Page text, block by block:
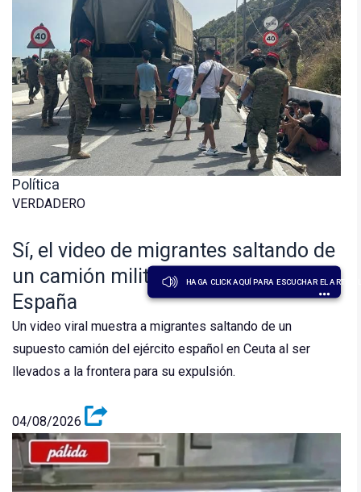
HAGA CLICK AQUÍ PARA ESCUCHAR EL
Política
VERDADERO
Sí, el video de migrantes saltando de
un camión militar sí es en Ceuta,
España
Un video viral muestra a migrantes saltando de un
supuesto camión del ejército español en Ceuta al ser
llevados a la frontera para su expulsión.
04/08/2026